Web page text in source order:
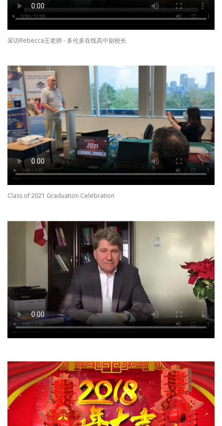
采访Rebecca王老师 - 多伦多在线高中副校长
Class of 2021 Graduation Celebration